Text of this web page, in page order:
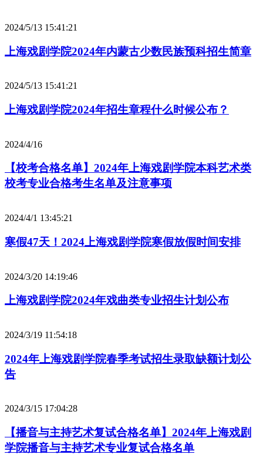
2024/5/13 15:41:21
上海戏剧学院2024年内蒙古少数民族预科招生简章
2024/5/13 15:41:21
上海戏剧学院2024年招生章程什么时候公布？
2024/4/16
【校考合格名单】2024年上海戏剧学院本科艺术类
校考专业合格考生名单及注意事项
2024/4/1 13:45:21
寒假47天！2024上海戏剧学院寒假放假时间安排
2024/3/20 14:19:46
上海戏剧学院2024年戏曲类专业招生计划公布
2024/3/19 11:54:18
2024年上海戏剧学院春季考试招生录取缺额计划公
告
2024/3/15 17:04:28
【播音与主持艺术复试合格名单】2024年上海戏剧
学院播音与主持艺术专业复试合格名单